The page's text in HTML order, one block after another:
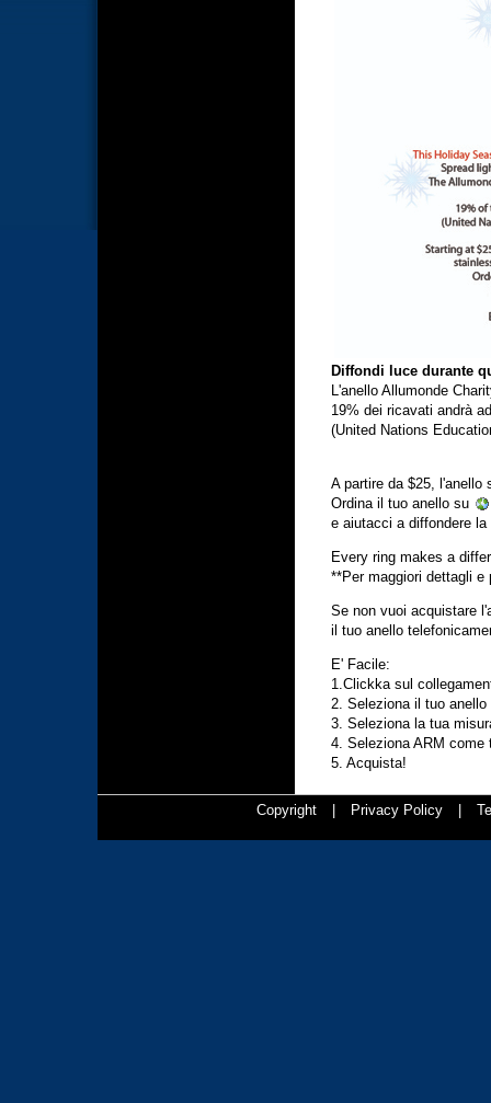
Diffondi luce durante
L'anello Allumonde
19% dei ricavati andrà
(United Nations
A partire da $25,
Ordina il tuo anello su
e aiutacci a diffondere
Every ring makes a
**Per maggiori dettagli e
Se non vuoi acquistare
il tuo anello
E' Facile:
1.Clickka sul
2. Seleziona il tuo anello
3. Seleziona la tua
4. Seleziona ARM come
5. Acquista!
Copyright Privacy Policy